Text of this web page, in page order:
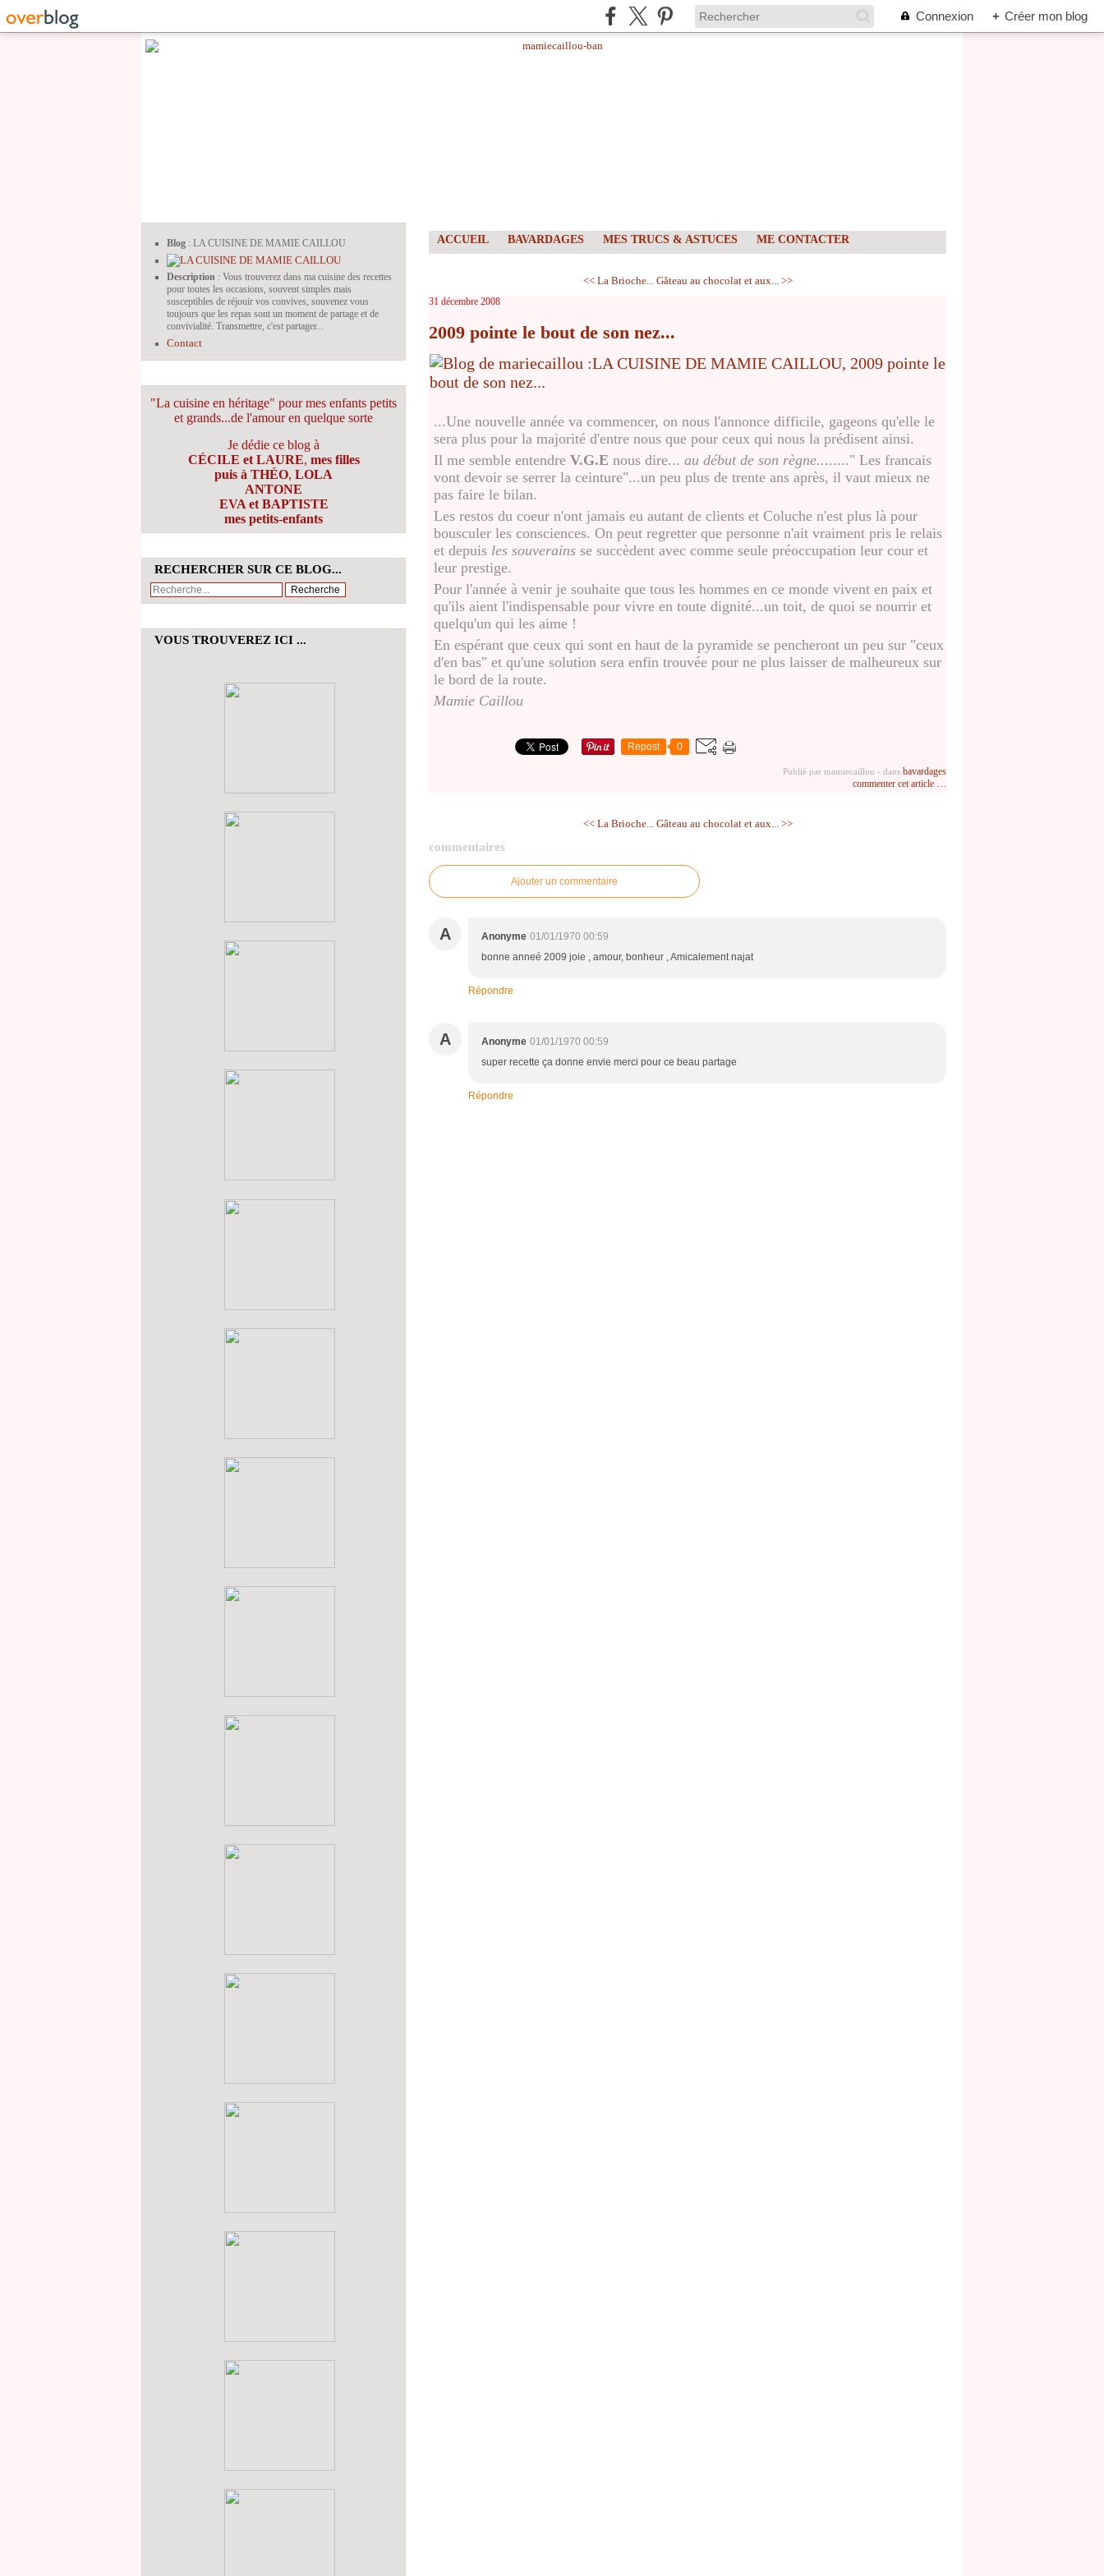
Connexion + Créer mon blog
Blog : LA CUISINE DE MAMIE CAILLOU
Description : Vous trouverez dans ma cuisine des recettes
pour toutes les occasions, souvent simples mais
susceptibles de réjouir vos convives, souvenez vous
toujours que les repas sont un moment de partage et de
convivialité. Transmettre, c'est partager...
Contact
"La cuisine en héritage" pour mes enfants petits
et grands...de l'amour en quelque sorte
Je dédie ce blog à
CÉCILE et LAURE, mes filles
puis à THÉO, LOLA
ANTONE
EVA et BAPTISTE
mes petits-enfants
RECHERCHER SUR CE BLOG...
VOUS TROUVEREZ ICI ...
ACCUEIL BAVARDAGES MES TRUCS & ASTUCES ME CONTACTER
<< La Brioche... Gâteau au chocolat et aux... >>
31 décembre 2008
2009 pointe le bout de son nez...
...Une nouvelle année va commencer, on nous l'annonce difficile, gageons qu'elle le
sera plus pour la majorité d'entre nous que pour ceux qui nous la prédisent ainsi.
Il me semble entendre V.G.E nous dire... au début de son règne........" Les francais
vont devoir se serrer la ceinture"...un peu plus de trente ans après, il vaut mieux ne
pas faire le bilan.
Les restos du coeur n'ont jamais eu autant de clients et Coluche n'est plus là pour
bousculer les consciences. On peut regretter que personne n'ait vraiment pris le relais
et depuis les souverains se succèdent avec comme seule préoccupation leur cour et
leur prestige.
Pour l'année à venir je souhaite que tous les hommes en ce monde vivent en paix et
qu'ils aient l'indispensable pour vivre en toute dignité...un toit, de quoi se nourrir et
quelqu'un qui les aime !
En espérant que ceux qui sont en haut de la pyramide se pencheront un peu sur "ceux
d'en bas" et qu'une solution sera enfin trouvée pour ne plus laisser de malheureux sur
le bord de la route.
Mamie Caillou
Repost 0
Publié par mamiecaillou - dans bavardages
commenter cet article …
<< La Brioche... Gâteau au chocolat et aux... >>
commentaires
Ajouter un commentaire
A Anonyme 01/01/1970 00:59
bonne anneé 2009 joie , amour, bonheur , Amicalement najat
Répondre
A Anonyme 01/01/1970 00:59
super recette ça donne envie merci pour ce beau partage
Répondre